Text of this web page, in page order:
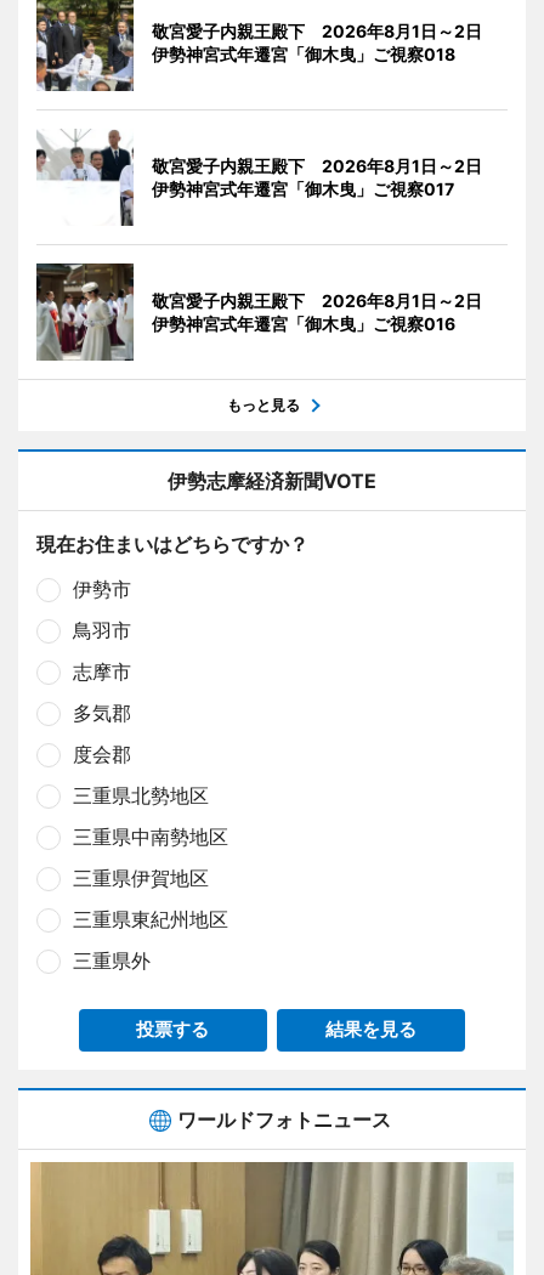
敬宮愛子内親王殿下 2026年8月1日～2日
伊勢神宮式年遷宮「御木曳」ご視察018
敬宮愛子内親王殿下 2026年8月1日～2日
伊勢神宮式年遷宮「御木曳」ご視察017
敬宮愛子内親王殿下 2026年8月1日～2日
伊勢神宮式年遷宮「御木曳」ご視察016
もっと見る
伊勢志摩経済新聞VOTE
現在お住まいはどちらですか？
伊勢市
鳥羽市
志摩市
多気郡
度会郡
三重県北勢地区
三重県中南勢地区
三重県伊賀地区
三重県東紀州地区
三重県外
投票する 結果を見る
ワールドフォトニュース